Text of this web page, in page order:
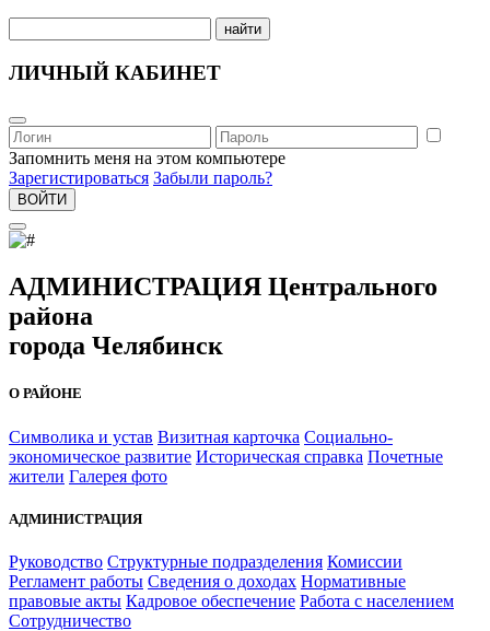
найти
ЛИЧНЫЙ КАБИНЕТ
Запомнить меня на этом компьютере
Зарегистироваться Забыли пароль?
ВОЙТИ
АДМИНИСТРАЦИЯ Центрального
района
города Челябинск
О РАЙОНЕ
Символика и устав Визитная карточка Социально-
экономическое развитие Историческая справка Почетные
жители Галерея фото
АДМИНИСТРАЦИЯ
Руководство Структурные подразделения Комиссии
Регламент работы Сведения о доходах Нормативные
правовые акты Кадровое обеспечение Работа с населением
Сотрудничество